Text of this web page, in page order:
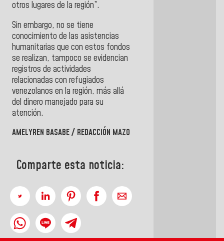
otros lugares de la región”.
Sin embargo, no se tiene
conocimiento de las asistencias
humanitarias que con estos fondos
se realizan, tampoco se evidencian
registros de actividades
relacionadas con refugiados
venezolanos en la región, más allá
del dinero manejado para su
atención.
AMELYREN BASABE / REDACCIÓN MAZO
Comparte esta noticia: